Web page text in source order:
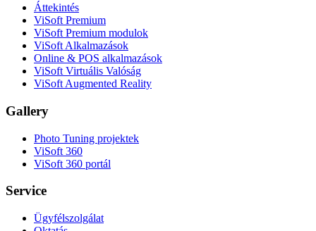
Áttekintés
ViSoft Premium
ViSoft Premium modulok
ViSoft Alkalmazások
Online & POS alkalmazások
ViSoft Virtuális Valóság
ViSoft Augmented Reality
Gallery
Photo Tuning projektek
ViSoft 360
ViSoft 360 portál
Service
Ügyfélszolgálat